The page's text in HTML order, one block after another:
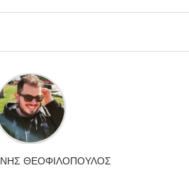
ΘΕΟΦΙΛΌΠΟΥΛΟΣ